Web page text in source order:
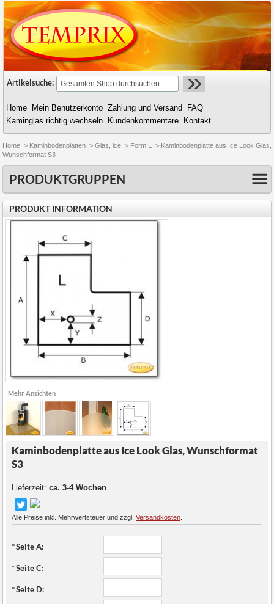
Artikelsuche:
Home Mein Benutzerkonto Zahlung und Versand
FAQ
Kaminglas richtig wechseln
Kundenkommentare Kontakt
Home > Kaminbodenplatten > Glas, ice > Form L > Kaminbodenplatte aus Ice Look Glas,
Wunschformat S3
PRODUKTGRUPPEN
PRODUKT INFORMATION
Mehr Ansichten
Kaminbodenplatte aus Ice Look Glas, Wunschformat
S3
Lieferzeit: ca. 3-4 Wochen
Alle Preise inkl. Mehrwertsteuer und zzgl. Versandkosten
*Seite A:
*Seite C:
*Seite D: